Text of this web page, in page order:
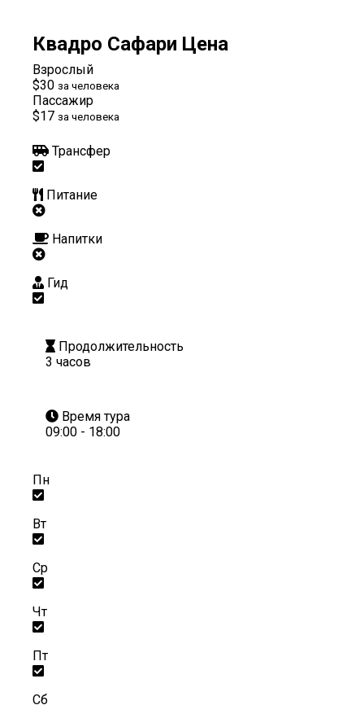
Квадро Сафари Цена
Взрослый
$30 за человека
Пассажир
$17 за человека
Трансфер
Питание
Напитки
Гид
Продолжительность
3 часов
Время тура
09:00 - 18:00
Пн
Вт
Ср
Чт
Пт
Сб